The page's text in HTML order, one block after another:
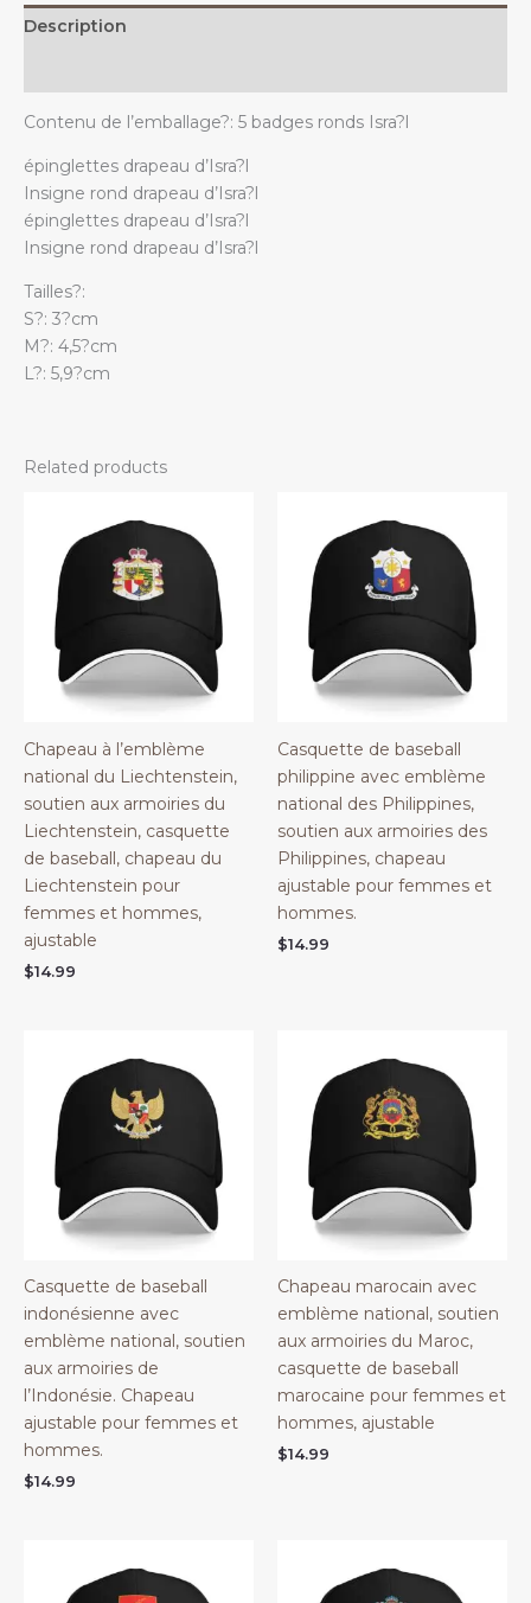
Description
Contenu de l’emballage?: 5 badges ronds Isra?l
épinglettes drapeau d’Isra?l
Insigne rond drapeau d’Isra?l
épinglettes drapeau d’Isra?l
Insigne rond drapeau d’Isra?l
Tailles?:
S?: 3?cm
M?: 4,5?cm
L?: 5,9?cm
Related products
Chapeau à l’emblème
national du Liechtenstein,
soutien aux armoiries du
Liechtenstein, casquette
de baseball, chapeau du
Liechtenstein pour
femmes et hommes,
ajustable
$14.99
Casquette de baseball
philippine avec emblème
national des Philippines,
soutien aux armoiries des
Philippines, chapeau
ajustable pour femmes et
hommes.
$14.99
Casquette de baseball
indonésienne avec
emblème national, soutien
aux armoiries de
l’Indonésie. Chapeau
ajustable pour femmes et
hommes.
$14.99
Chapeau marocain avec
emblème national, soutien
aux armoiries du Maroc,
casquette de baseball
marocaine pour femmes et
hommes, ajustable
$14.99